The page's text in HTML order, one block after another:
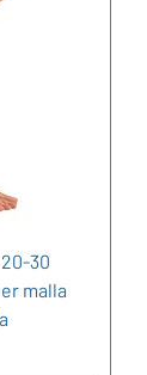
30
malla